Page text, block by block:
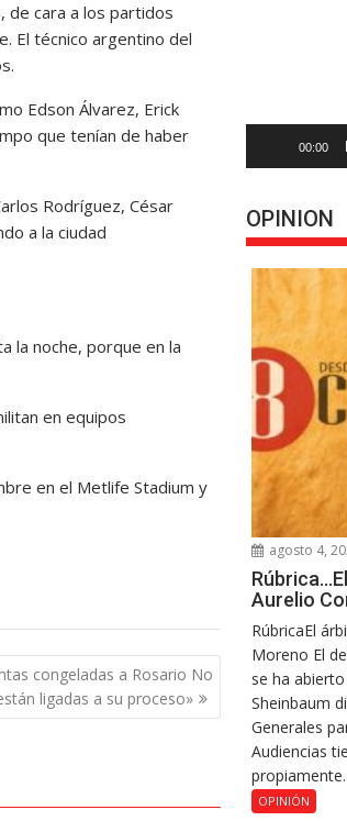
de cara a los partidos
El técnico argentino del
Edson Álvarez, Erick
que tenían de haber
Rodríguez, César
a la ciudad
la noche, porque en la
en equipos
en el Metlife Stadium y
congeladas a Rosario No
ligadas a su proceso»
00:00
OPINION
agosto 4,
Aurelio
RúbricaEl
Moreno El
se ha
Sheinbaum
Generales
Audiencias
OPINIÓN